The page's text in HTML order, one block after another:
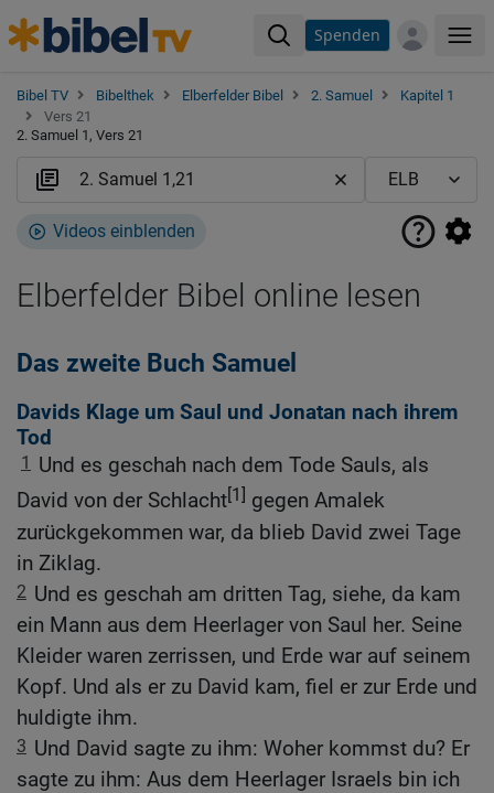
Spenden
Bibel TV Bibelthek Elberfelder Bibel 2. Samuel
Kapitel 1
Vers 21
2. Samuel 1, Vers 21
Videos einblenden
Elberfelder Bibel online lesen
Das zweite Buch Samuel
Davids Klage um Saul und Jonatan nach ihrem
Tod
1
Und es geschah nach dem Tode Sauls, als
David von der Schlacht[1] gegen Amalek
zurückgekommen war, da blieb David zwei Tage
in Ziklag.
2 Und es geschah am dritten Tag, siehe, da kam
ein Mann aus dem Heerlager von Saul her. Seine
Kleider waren zerrissen, und Erde war auf seinem
Kopf. Und als er zu David kam, fiel er zur Erde und
huldigte ihm.
3 Und David sagte zu ihm: Woher kommst du? Er
sagte zu ihm: Aus dem Heerlager Israels bin ich